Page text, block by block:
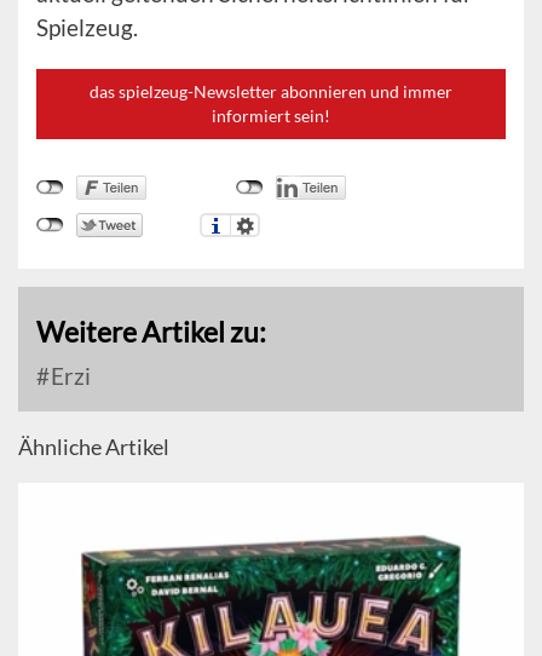
Spielzeug.
das spielzeug-Newsletter abonnieren und immer
informiert sein!
Weitere Artikel zu:
Erzi
Ähnliche Artikel